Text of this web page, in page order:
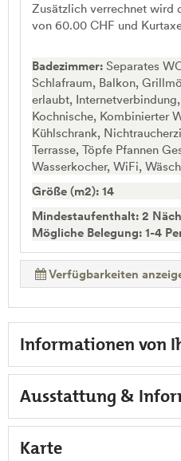
Zusätzlich verrechnet wird
von 60.00 CHF und
Badezimmer: Separates
Schlafraum, Balkon,
erlaubt,
Kochnische, Kombinierter
Kühlschrank,
Terrasse, Töpfe Pfannen
Wasserkocher, WiFi,
Größe (m2): 14
Mindestaufenthalt: 2
Mögliche Belegung: 1-4
Verfügbarkeiten
Informationen von
Ausstattung &
Karte